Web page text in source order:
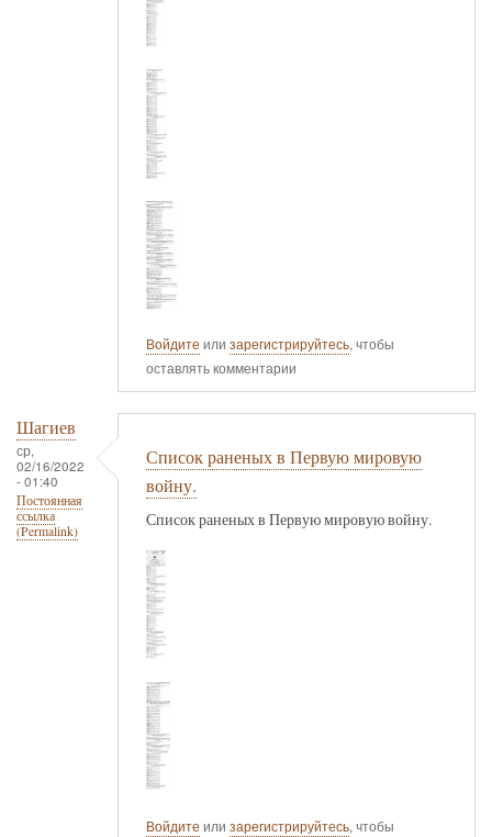
Войдите или зарегистрируйтесь, чтобы
оставлять комментарии
Шагиев
ср,
02/16/2022
- 01:40
Постоянная
ссылка
(Permalink)
Список раненых в Первую мировую
войну.
Список раненых в Первую мировую войну.
Войдите или зарегистрируйтесь, чтобы